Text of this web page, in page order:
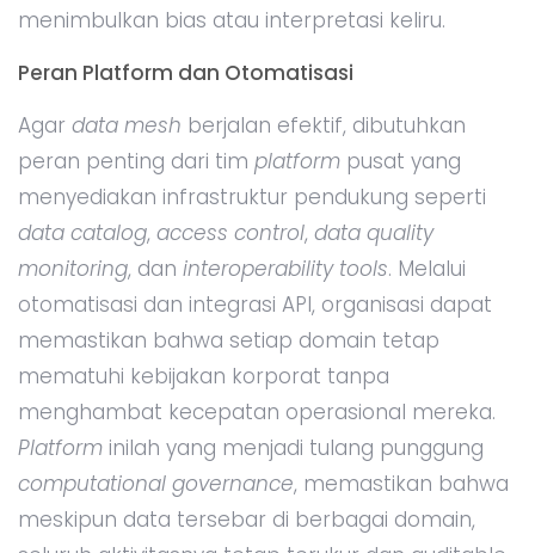
menimbulkan bias atau interpretasi keliru.
Peran Platform dan Otomatisasi
Agar data mesh berjalan efektif, dibutuhkan
peran penting dari tim platform pusat yang
menyediakan infrastruktur pendukung seperti
data catalog, access control, data quality
monitoring, dan interoperability tools. Melalui
otomatisasi dan integrasi API, organisasi dapat
memastikan bahwa setiap domain tetap
mematuhi kebijakan korporat tanpa
menghambat kecepatan operasional mereka.
Platform inilah yang menjadi tulang punggung
computational governance, memastikan bahwa
meskipun data tersebar di berbagai domain,